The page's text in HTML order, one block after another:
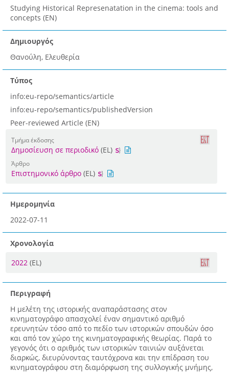
Studying Historical Represenatation in the cinema: tools and
concepts (EN)
Δημιουργός
Θανούλη, Ελευθερία
Τύπος
info:eu-repo/semantics/article
info:eu-repo/semantics/publishedVersion
Peer-reviewed Article (EN)
Τμήμα έκδοσης
Δημοσίευση σε περιοδικό (EL)
Άρθρο
Επιστημονικό άρθρο (EL)
Ημερομηνία
2022-07-11
Χρονολογία
2022 (EL)
Περιγραφή
Η μελέτη της ιστορικής αναπαράστασης στον
κινηματογράφο απασχολεί έναν σημαντικό αριθμό
ερευνητών τόσο από το πεδίο των ιστορικών σπουδών όσο
και από τον χώρο της κινηματογραφικής θεωρίας. Παρά το
γεγονός ότι ο αριθμός των ιστορικών ταινιών αυξάνεται
διαρκώς, διευρύνοντας ταυτόχρονα και την επίδραση του
κινηματογράφου στη διαμόρφωση της συλλογικής μνήμης,